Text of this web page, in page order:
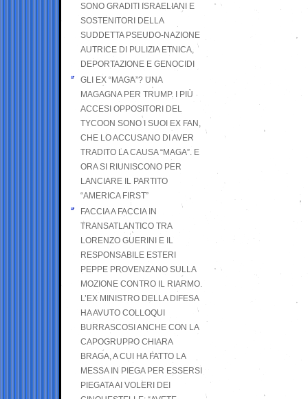
SONO GRADITI ISRAELIANI E
SOSTENITORI DELLA
SUDDETTA PSEUDO-NAZIONE
AUTRICE DI PULIZIA ETNICA,
DEPORTAZIONE E GENOCIDI
GLI EX “MAGA”? UNA
MAGAGNA PER TRUMP. I PIÙ
ACCESI OPPOSITORI DEL
TYCOON SONO I SUOI EX FAN,
CHE LO ACCUSANO DI AVER
TRADITO LA CAUSA “MAGA”. E
ORA SI RIUNISCONO PER
LANCIARE IL PARTITO
“AMERICA FIRST”
FACCIA A FACCIA IN
TRANSATLANTICO TRA
LORENZO GUERINI E IL
RESPONSABILE ESTERI
PEPPE PROVENZANO SULLA
MOZIONE CONTRO IL RIARMO.
L’EX MINISTRO DELLA DIFESA
HA AVUTO COLLOQUI
BURRASCOSI ANCHE CON LA
CAPOGRUPPO CHIARA
BRAGA, A CUI HA FATTO LA
MESSA IN PIEGA PER ESSERSI
PIEGATA AI VOLERI DEI